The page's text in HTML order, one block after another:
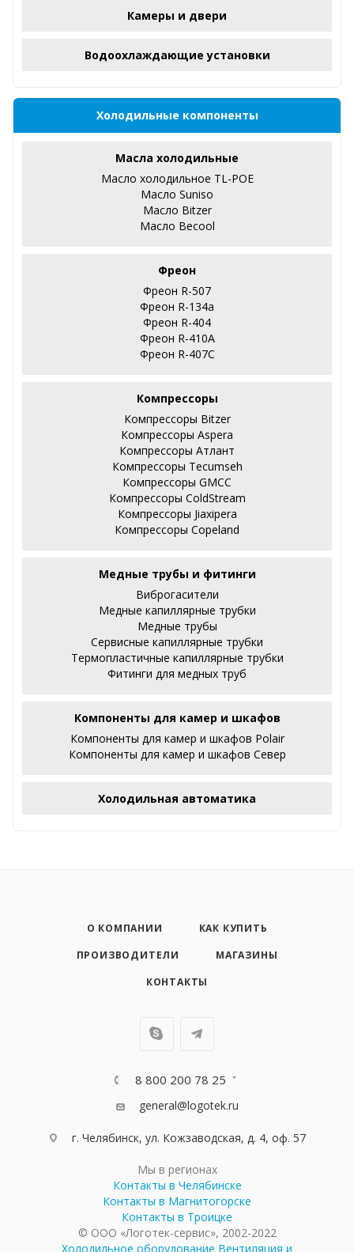
Камеры и двери
Водоохлаждающие установки
Холодильные компоненты
Масла холодильные
Масло холодильное TL-POE
Масло Suniso
Масло Bitzer
Масло Becool
Фреон
Фреон R-507
Фреон R-134a
Фреон R-404
Фреон R-410А
Фреон R-407С
Компрессоры
Компрессоры Bitzer
Компрессоры Aspera
Компрессоры Атлант
Компрессоры Tecumseh
Компрессоры GMCC
Компрессоры ColdStream
Компрессоры Jiaxipera
Компрессоры Copeland
Медные трубы и фитинги
Виброгасители
Медные капиллярные трубки
Медные трубы
Сервисные капиллярные трубки
Термопластичные капиллярные трубки
Фитинги для медных труб
Компоненты для камер и шкафов
Компоненты для камер и шкафов Polair
Компоненты для камер и шкафов Север
Холодильная автоматика
О КОМПАНИИ
КАК КУПИТЬ
ПРОИЗВОДИТЕЛИ
МАГАЗИНЫ
КОНТАКТЫ
8 800 200 78 25
general@logotek.ru
г. Челябинск, ул. Кожзаводская, д. 4, оф. 57
Мы в регионах
Контакты в Челябинске
Контакты в Магнитогорске
Контакты в Троицке
© ООО «Логотек-сервис», 2002-2022
Холодильное оборудование Вентиляция и